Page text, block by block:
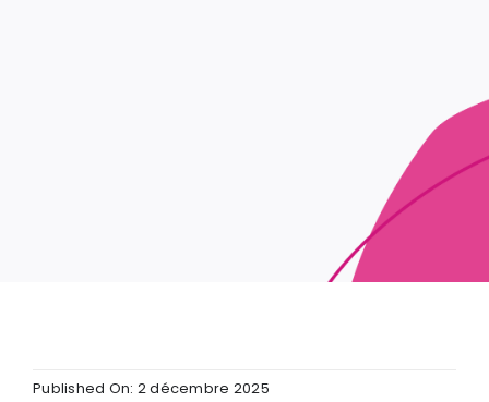
Published On: 2 décembre 2025